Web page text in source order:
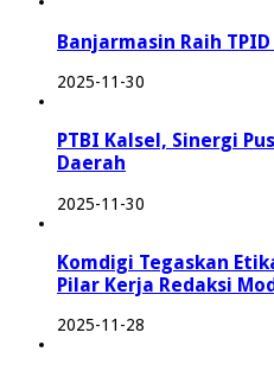
Banjarmasin Raih
2025-11-30
PTBI Kalsel, Sinergi
Daerah
2025-11-30
Komdigi Tegaskan
Pilar Kerja Redaksi
2025-11-28